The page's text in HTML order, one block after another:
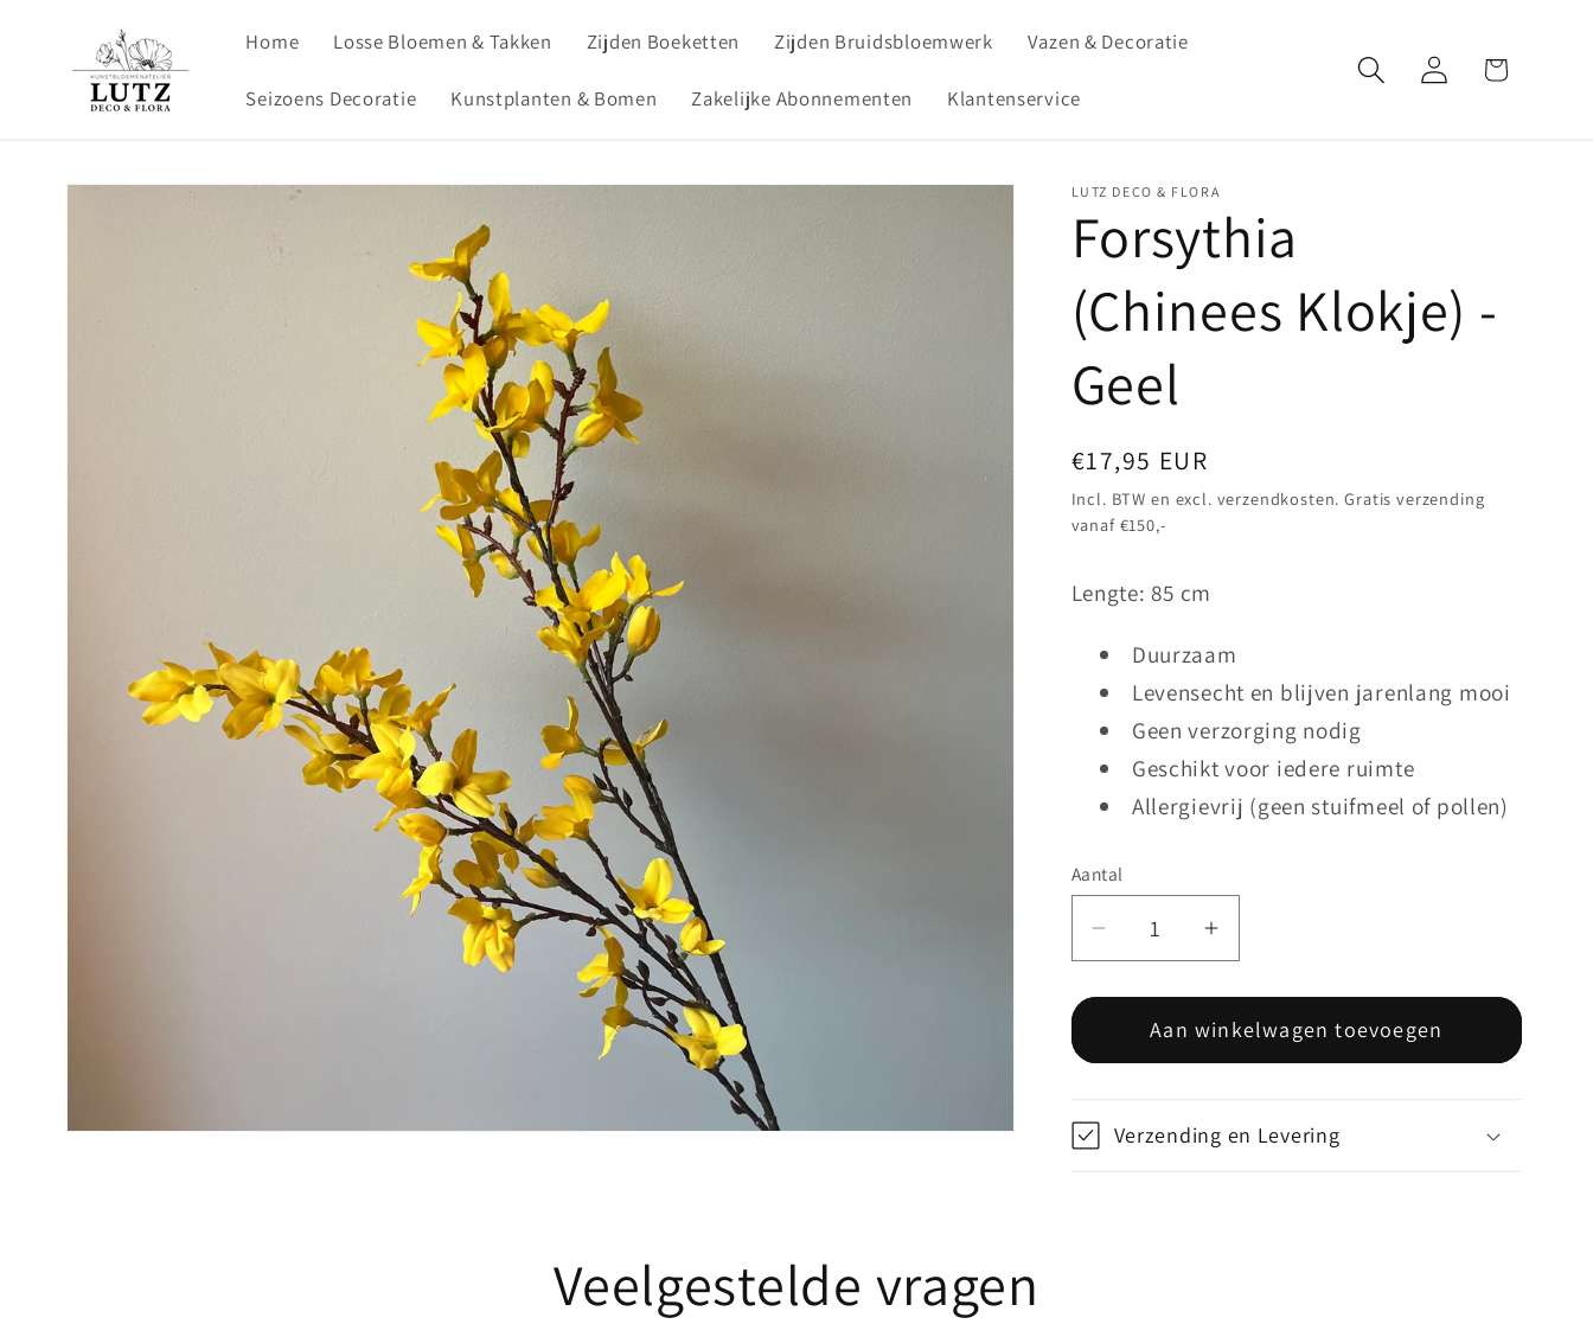
naar de
content
Home Losse Bloemen & Takken Zijden Boeketten Zijden Bruidsbloemwerk Vazen & Decoratie
Seizoens Decoratie Kunstplanten & Bomen Zakelijke Abonnementen Klantenservice
InloggenWinkelwagen
Ga direct naar
LUTZ DECO & FLORA
Forsythia
(Chinees Klokje) -
Geel
Normale
prijs
€17,95 EUR
Incl. BTW en excl. verzendkosten. Gratis verzending
vanaf €150,-
Lengte: 85 cm
Duurzaam
Levensecht en blijven jarenlang mooi
Geen verzorging nodig
Geschikt voor iedere ruimte
Allergievrij (geen stuifmeel of pollen)
Aantal
Aantal
voor
Forsythia
(Chinees
-
Geel
Aantal
voor
Forsythia
(Chinees
-
Geel
Aan winkelwagen toevoegen
Verzending en Levering
Veelgestelde vragen